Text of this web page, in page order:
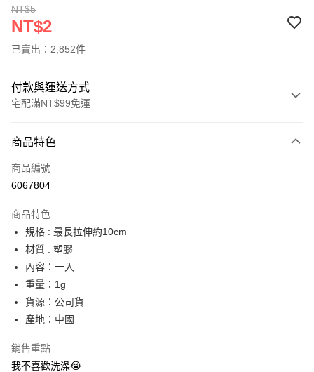
NT$5
NT$2
已賣出：2,852件
付款與運送方式
宅配滿NT$99免運
信用卡一次付款
信用卡分期付款
LINE Pay
Apple Pay
街口支付
悠遊付
相關說明
【關於「AFTEE先享後付」】
商品特色
商品編號
6067804
商品特色
規格 : 最長拉伸約10cm
材質 : 塑膠
內容：一入
重量：1g
貨源：公司貨
產地：中國
銷售重點
我不喜歡洗澡😭